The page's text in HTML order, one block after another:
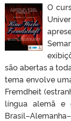
O
são abertas a
tema envolve
Fremdheit
língua alemã e